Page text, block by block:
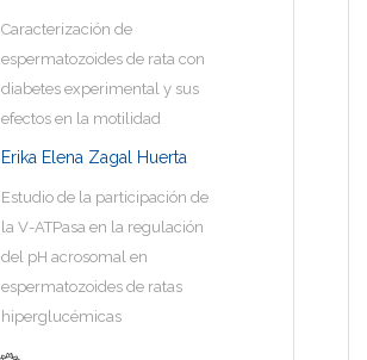
Caracterización de
espermatozoides de rata con
diabetes experimental y sus
efectos en la motilidad
Erika Elena Zagal Huerta
Estudio de la participación de
la V-ATPasa en la regulación
del pH acrosomal en
espermatozoides de ratas
hiperglucémicas